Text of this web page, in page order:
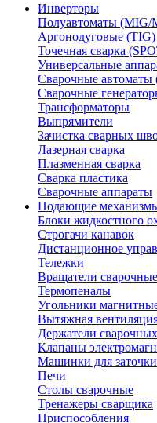
Инверторы
Полуавтоматы (MIG/
Аргонодуговые (TIG)
Точечная сварка
Универсальные
Сварочные автоматы
Сварочные
Трансформаторы
Выпрямители
Зачистка сварных
Лазерная сварка
Плазменная сварка
Сварка пластика
Сварочные аппараты
Подающие
Блоки жидкостного
Строгачи канавок
Дистанционное
Тележки
Вращатели сварочные
Термопеналы
Угольники
Вытяжная
Держатели
Клапаны
Машинки для
Печи
Столы сварочные
Тренажеры сварщика
Приспособления